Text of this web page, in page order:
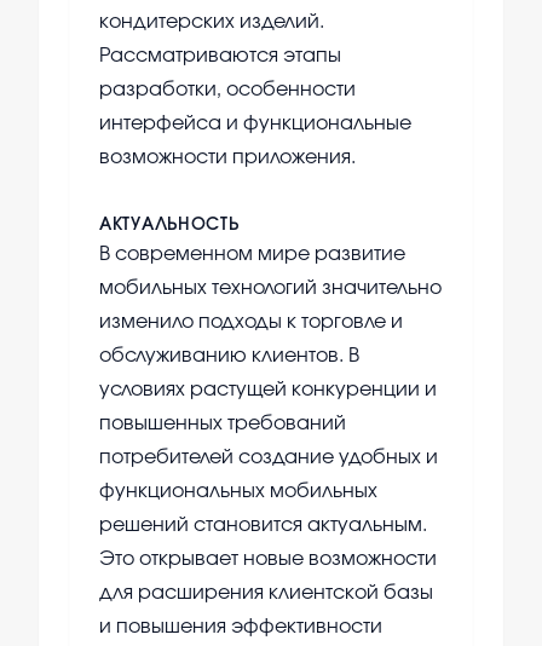
кондитерских изделий.
Рассматриваются этапы
разработки, особенности
интерфейса и функциональные
возможности приложения.
АКТУАЛЬНОСТЬ
В современном мире развитие
мобильных технологий значительно
изменило подходы к торговле и
обслуживанию клиентов. В
условиях растущей конкуренции и
повышенных требований
потребителей создание удобных и
функциональных мобильных
решений становится актуальным.
Это открывает новые возможности
для расширения клиентской базы
и повышения эффективности